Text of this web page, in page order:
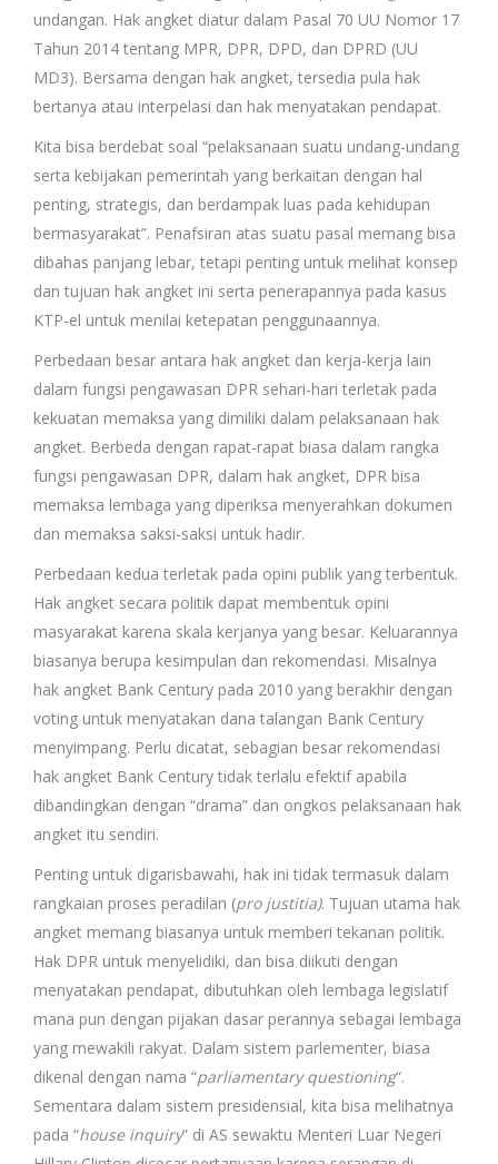
undangan. Hak angket diatur dalam Pasal 70 UU Nomor 17
Tahun 2014 tentang MPR, DPR, DPD, dan DPRD (UU
MD3). Bersama dengan hak angket, tersedia pula hak
bertanya atau interpelasi dan hak menyatakan pendapat.
Kita bisa berdebat soal “pelaksanaan suatu undang-undang
serta kebijakan pemerintah yang berkaitan dengan hal
penting, strategis, dan berdampak luas pada kehidupan
bermasyarakat”. Penafsiran atas suatu pasal memang bisa
dibahas panjang lebar, tetapi penting untuk melihat konsep
dan tujuan hak angket ini serta penerapannya pada kasus
KTP-el untuk menilai ketepatan penggunaannya.
Perbedaan besar antara hak angket dan kerja-kerja lain
dalam fungsi pengawasan DPR sehari-hari terletak pada
kekuatan memaksa yang dimiliki dalam pelaksanaan hak
angket. Berbeda dengan rapat-rapat biasa dalam rangka
fungsi pengawasan DPR, dalam hak angket, DPR bisa
memaksa lembaga yang diperiksa menyerahkan dokumen
dan memaksa saksi-saksi untuk hadir.
Perbedaan kedua terletak pada opini publik yang terbentuk.
Hak angket secara politik dapat membentuk opini
masyarakat karena skala kerjanya yang besar. Keluarannya
biasanya berupa kesimpulan dan rekomendasi. Misalnya
hak angket Bank Century pada 2010 yang berakhir dengan
voting untuk menyatakan dana talangan Bank Century
menyimpang. Perlu dicatat, sebagian besar rekomendasi
hak angket Bank Century tidak terlalu efektif apabila
dibandingkan dengan “drama” dan ongkos pelaksanaan hak
angket itu sendiri.
Penting untuk digarisbawahi, hak ini tidak termasuk dalam
rangkaian proses peradilan (pro justitia). Tujuan utama hak
angket memang biasanya untuk memberi tekanan politik.
Hak DPR untuk menyelidiki, dan bisa diikuti dengan
menyatakan pendapat, dibutuhkan oleh lembaga legislatif
mana pun dengan pijakan dasar perannya sebagai lembaga
yang mewakili rakyat. Dalam sistem parlementer, biasa
dikenal dengan nama “parliamentary questioning“.
Sementara dalam sistem presidensial, kita bisa melihatnya
pada “house inquiry” di AS sewaktu Menteri Luar Negeri